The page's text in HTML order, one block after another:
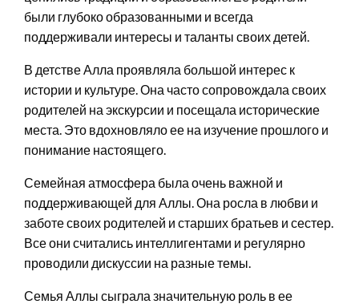
были глубоко образованными и всегда
поддерживали интересы и таланты своих детей.
В детстве Алла проявляла большой интерес к
истории и культуре. Она часто сопровождала своих
родителей на экскурсии и посещала исторические
места. Это вдохновляло ее на изучение прошлого и
понимание настоящего.
Семейная атмосфера была очень важной и
поддерживающей для Аллы. Она росла в любви и
заботе своих родителей и старших братьев и сестер.
Все они считались интеллигентами и регулярно
проводили дискуссии на разные темы.
Семья Аллы сыграла значительную роль в ее